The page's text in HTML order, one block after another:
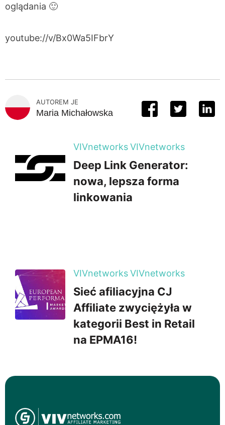
oglądania 🙂
youtube://v/Bx0Wa5IFbrY
AUTOREM JE
Maria Michałowska
Deep Link Generator:
nowa, lepsza forma
linkowania
VIVnetworksVIVnetworks
Sieć afiliacyjna CJ
Affiliate zwyciężyła w
kategorii Best in Retail
na EPMA16!
VIVnetworksVIVnetworks